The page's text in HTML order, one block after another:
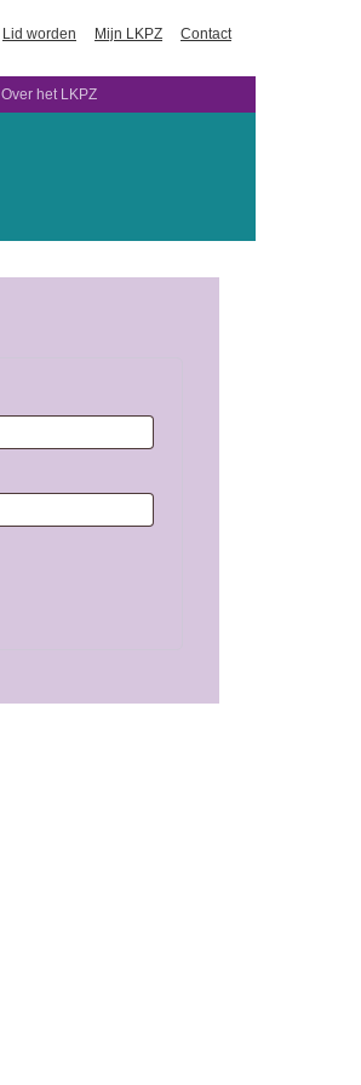
Lid worden Mijn LKPZ Contact
Over het LKPZ